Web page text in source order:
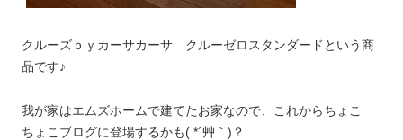
クルーズｂｙカーサカーサ クルーゼロスタンダードという商
品です♪
我が家はエムズホームで建てたお家なので、これからちょこ
ちょこブログに登場するかも( *´艸｀)？